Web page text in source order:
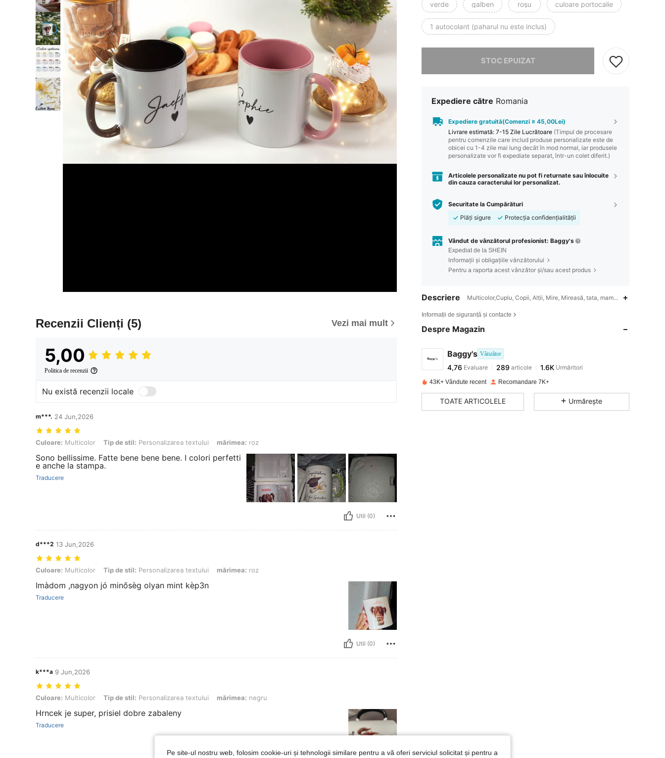
Recenzii Clienți (5) Vezi mai mult
5,00
Politica de recenzii
Nu există recenzii locale
m***. 24 Jun,2026
Culoare: Multicolor, Tip de stil: Personalizarea textului, mărimea: roz
Culoare: Multicolor Tip de stil: Personalizarea textului mărimea: roz
Sono bellissime. Fatte bene bene bene. I colori perfetti
e anche la stampa.
Traducere
Util (0)
d***2 13 Jun,2026
Culoare: Multicolor, Tip de stil: Personalizarea textului, mărimea: roz
Culoare: Multicolor Tip de stil: Personalizarea textului mărimea: roz
Imàdom ,nagyon jó minősèg olyan mint kèp3n
Traducere
Util (0)
k***a 9 Jun,2026
Culoare: Multicolor, Tip de stil: Personalizarea textului, mărimea: negru
Culoare: Multicolor Tip de stil: Personalizarea textului mărimea: negru
Hrncek je super, prisiel dobre zabaleny
Traducere
verde galben roşu culoare portocalie
1 autocolant (paharul nu este inclus)
STOC EPUIZAT
Expediere către Romania
Expediere gratuită(Comenzi ≥ 45,00Lei)
Livrare estimată: 7-15 Zile Lucrătoare (Timpul de procesare
pentru comenzile care includ produse personalizate este de
obicei cu 1-4 zile mai lung decât în mod normal, iar produsele
personalizate vor fi expediate separat, într-un colet diferit.)
Articolele personalizate nu pot fi returnate sau înlocuite
din cauza caracterului lor personalizat.
Securitate la Cumpărături
Plăți sigure
Protecția confidențialității
Vândut de vânzătorul profesionist: Baggy's
Expediat de la SHEIN
Informații și obligațiile vânzătorului
Pentru a raporta acest vânzător și/sau acest produs
Descriere Multicolor,Cuplu, Copii, Alții, Mire, Mireasă, tata, mama,Sufragerie,
Informații de siguranță și contacte
Despre Magazin
Baggy's Vânzător
4,76 289 1.6K
4,76
4,76Evaluare 289
a***ia plătitîn urmă cu 1 zi
43K+ Vândute recent Recomandare 7K+
TOATE ARTICOLELE Urmărește
Pe site-ul nostru web, folosim cookie-uri și tehnologii similare pentru a vă oferi serviciul solicitat și pentru a